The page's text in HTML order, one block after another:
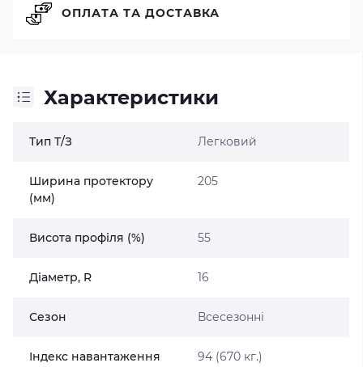
Характеристики
Тип Т/З Легковий
Ширина протектору
(мм)
205
Висота профіля (%) 55
Діаметр, R 16
Сезон Всесезонні
Індекс навантаження 94 (670 кг.)
ОПЛАТА ТА ДОСТАВКА